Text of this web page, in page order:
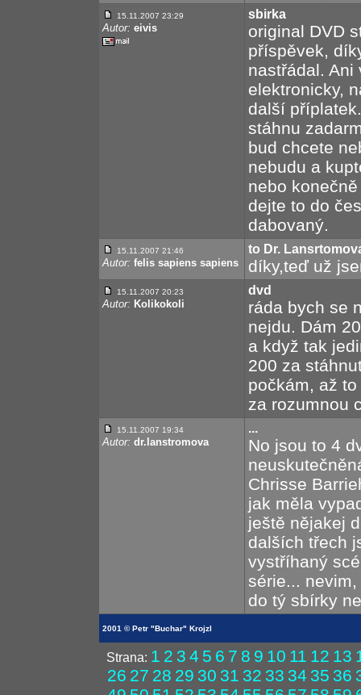
15.11.2007 23:29
Autor: eivis
sbirka
original DVD
příspěvek,
nastřádal. Ani
elektronicky,
další
stáhnu
bud chcete
nebudu a
nebo
dejte to do
dabovaný.
15.11.2007 21:46
Autor: felis sapiens sapiens
to Dr.
díky,teď už
15.11.2007 20:23
Autor: Kolikokoli
dvd
ráda bych se
nejdu. Dám
a když tak
200 za
počkám, až
za rozumnou
15.11.2007 19:34
Autor: dr.lanstromova
...
No jsou to 4
Chrisse
jak měla
ještě nějakej
dalších třech
vystříhaný
série...
do tý sbírky
2001 © Petr "Buchar" Krojzl
Strana: 1 2 3 4 5 6 7 8 9 10 11 12 13
26 27 28 29 30 31 32 33 34 35 36